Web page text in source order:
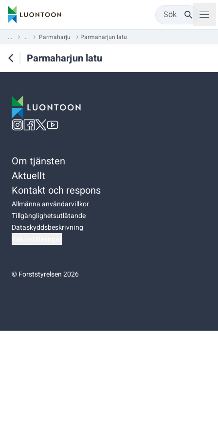
Sök
... ... Parmaharju Parmaharjun latu
Parmaharjun latu
Om tjänsten
Aktuellt
Kontakt och respons
Allmänna användarvillkor
Tillgänglighetsutlåtande
Dataskyddsbeskrivning
©Forststyrelsen 2026